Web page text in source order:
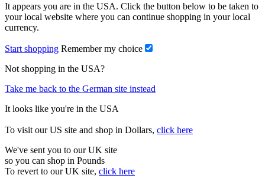
It appears you are in the USA. Click the button below to be taken to
your local website where you can continue shopping in your local
currency.
Start shopping Remember my choice
Not shopping in the USA?
Take me back to the German site instead
It looks like you're in the USA
To visit our US site and shop in Dollars, click here
We've sent you to our UK site
so you can shop in Pounds
To revert to our UK site, click here